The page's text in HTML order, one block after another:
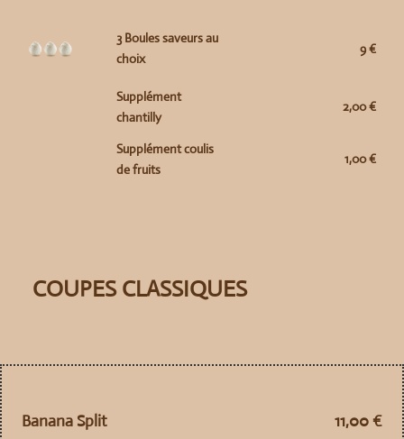
3 Boules saveurs au
choix
9 €
Supplément
chantilly
2,00 €
Supplément coulis
de fruits
1,00 €
COUPES CLASSIQUES
Banana Split 11,00 €